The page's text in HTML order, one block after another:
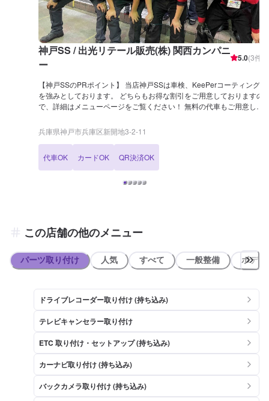
神戸SS / 出光リテール販売(株) 関西カンパニ
ー
5.0(3件)
【神戸SSのPRポイント】 当店神戸SSは車検、KeePerコーティング
を強みとしております。 どちらもお得な割引をご用意しておりますの
で、詳細はメニューページをご覧ください！ 無料の代車もご用意して
[メンテナンス受付時間] 全日：10:00~17:00 [給油営業時間] 平日 ：
7:00~21:00 土曜 ：7:30~21:00 日・祝：8:00~21:00 【サービスルー
がございます！お気軽にご利用ください！ 【資格保持者が在籍】 当
SSには2級整備士が6名、自動車検査員が4名在籍しております。 車検
整備はぜひ当店にお任せください！ KeePerコーティングについては
ヤルホストのすぐそばにあります。
兵庫県神戸市兵庫区新開地3-2-11
代車OK カードOK QR決済OK
この店舗の他のメニュー
パーツ取り付け 人気 すべて 一般整備 ボディ
ドライブレコーダー取り付け (持ち込み)
テレビキャンセラー取り付け
ETC 取り付け・セットアップ (持ち込み)
カーナビ取り付け (持ち込み)
バックカメラ取り付け (持ち込み)